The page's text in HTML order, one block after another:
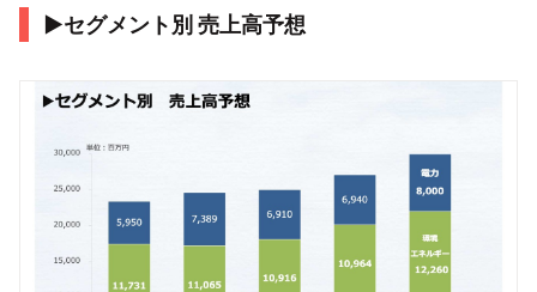
▶セグメント別 売上高予想